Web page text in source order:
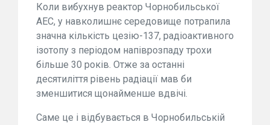
Коли вибухнув реактор Чорнобильської
АЕС, у навколишнє середовище потрапила
значна кількість цезію-137, радіоактивного
ізотопу з періодом напіврозпаду трохи
більше 30 років. Отже за останні
десятиліття рівень радіації мав би
зменшитися щонайменше вдвічі.
Саме це і відбувається в Чорнобильській